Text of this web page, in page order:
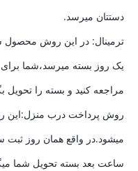
دستتان میرسد.
ترمینال: در این روش محصول
یک روز بسته میرسد،شما برای
مراجعه کنید و بسته را تحویل
روش پرداخت درب منزل:این
میشود.در واقع همان روز ثبت
ساعت بعد بسته تحویل شما